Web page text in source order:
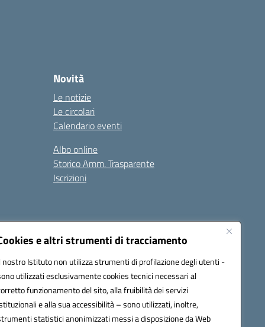
e altri strumenti di tracciamento
nostro Istituto non utilizza strumenti di profilazione degli utenti -
utilizzati esclusivamente cookies tecnici necessari al
funzionamento del sito, alla fruibilità dei servizi
e alla sua accessibilità – sono utilizzati, inoltre,
statistici anonimizzati messi a disposizione da Web
Novità
Le notizie
Le circolari
Calendario eventi
Albo online
Storico Amm. Trasparente
Iscrizioni